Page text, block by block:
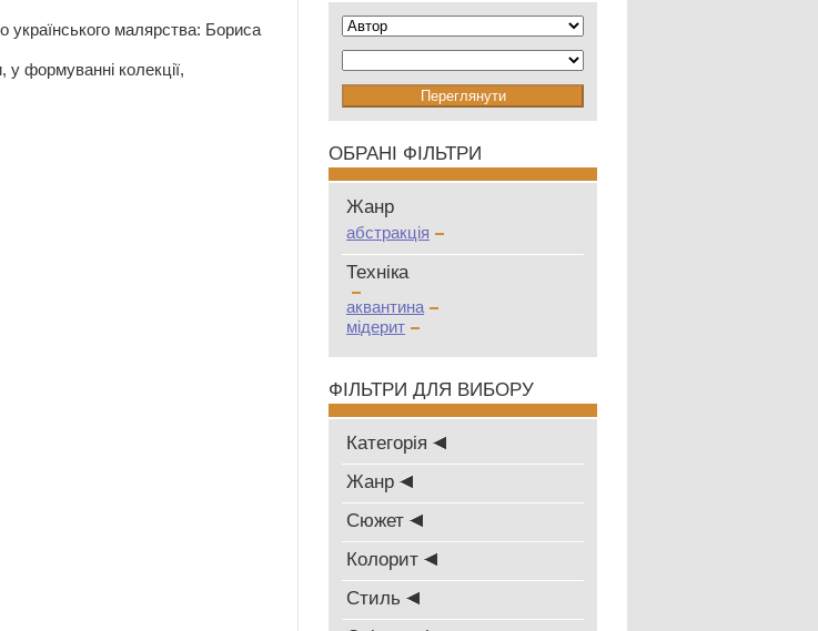
українського малярства: Бориса
формуванні колекції,
ОБРАНІ ФІЛЬТРИ
Жанр
абстракція
Техніка
аквантина
мідерит
ФІЛЬТРИ ДЛЯ ВИБОРУ
Категорія
Жанр
Сюжет
Колорит
Стиль